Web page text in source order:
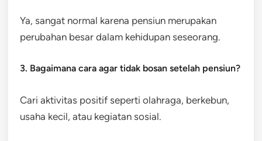
Ya, sangat normal karena pensiun merupakan
perubahan besar dalam kehidupan seseorang.
3. Bagaimana cara agar tidak bosan setelah pensiun?
Cari aktivitas positif seperti olahraga, berkebun,
usaha kecil, atau kegiatan sosial.